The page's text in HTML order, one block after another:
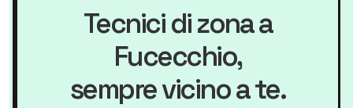
Tecnici di zona a
Fucecchio,
sempre vicino a te.